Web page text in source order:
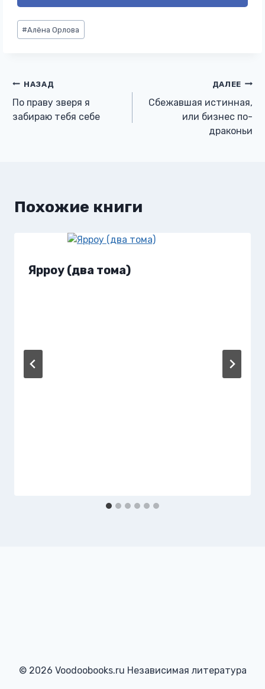
Метки
записи:
#Алёна Орлова
Навигация
по
НАЗАД
По праву зверя я
забираю тебя себе
ДАЛЕЕ
Сбежавшая истинная,
или бизнес по-
драконьи
Похожие книги
Ярроу (два тома)
© 2026 Voodoobooks.ru Независимая литература